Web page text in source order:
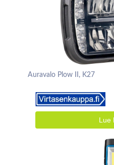
Auravalo Plow II, K27
Lue